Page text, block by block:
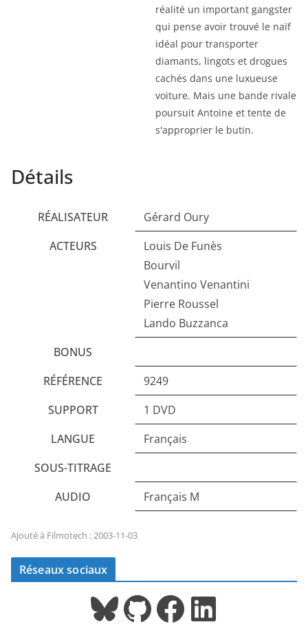
réalité un important gangster
qui pense avoir trouvé le naïf
idéal pour transporter
diamants, lingots et drogues
cachés dans une luxueuse
voiture. Mais une bande rivale
poursuit Antoine et tente de
s'approprier le butin.
Détails
RÉALISATEUR
Gérard Oury
ACTEURS
Louis De Funès
Bourvil
Venantino Venantini
Pierre Roussel
Lando Buzzanca
BONUS
RÉFÉRENCE
9249
SUPPORT
1 DVD
LANGUE
Français
SOUS-TITRAGE
AUDIO
Français M
Ajouté à Filmotech : 2003-11-03
Réseaux sociaux
Bluesky GitHub Facebook LinkedIn